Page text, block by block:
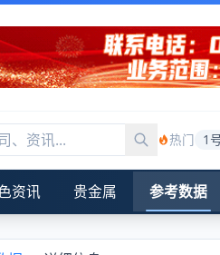
热门 1
资讯 贵金属 参考数据